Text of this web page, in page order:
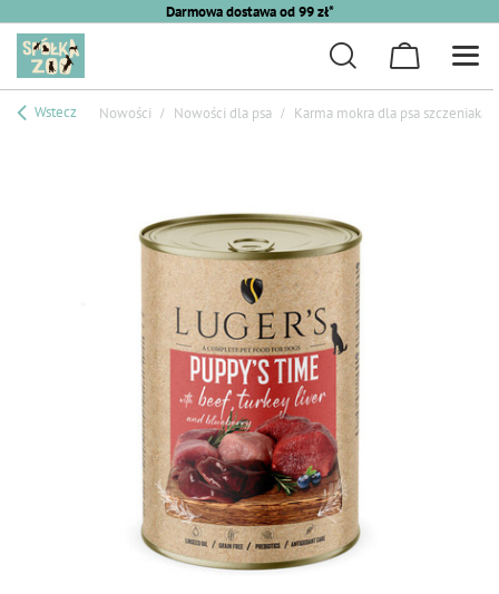
Darmowa dostawa od 99 zł*
Wstecz Nowości Nowości dla psa Karma mokra dla psa szczeniaka